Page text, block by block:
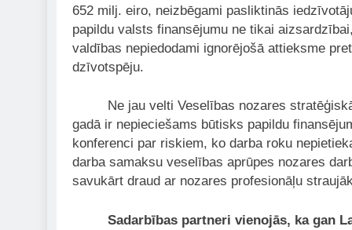
652 milj. eiro, neizbēgami pasliktinās
papildu valsts finansējumu ne tikai
valdības nepiedodami ignorējošā attieksme
dzīvotspēju.
Ne jau velti Veselības nozares stratēģiskās
gadā ir nepieciešams būtisks papildu
konferenci par riskiem, ko darba roku
darba samaksu veselības aprūpes nozares
savukārt draud ar nozares profesionāļu
Sadarbības partneri vienojās, ka gan